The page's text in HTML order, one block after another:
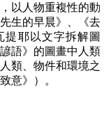
以人物重複性的動
生的早晨》、《去
提耶以文字拆解圖
語》的圖畫中人類
類、物件和環境之
意》）。